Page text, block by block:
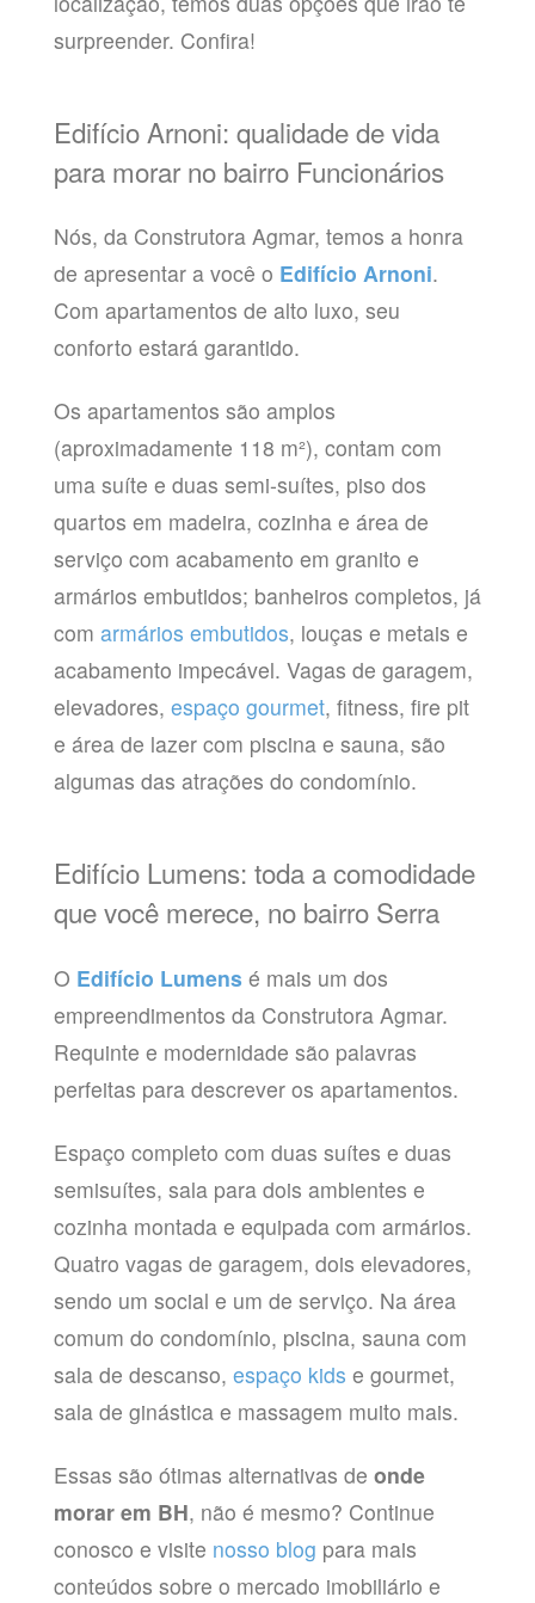
surpreender. Confira!
Edifício Arnoni: qualidade de vida
para morar no bairro Funcionários
Nós, da Construtora Agmar, temos a honra
de apresentar a você o Edifício Arnoni.
Com apartamentos de alto luxo, seu
conforto estará garantido.
Os apartamentos são amplos
(aproximadamente 118 m²), contam com
uma suíte e duas semi-suítes, piso dos
quartos em madeira, cozinha e área de
serviço com acabamento em granito e
armários embutidos; banheiros completos, já
com armários embutidos, louças e metais e
acabamento impecável. Vagas de garagem,
elevadores, espaço gourmet, fitness, fire pit
e área de lazer com piscina e sauna, são
algumas das atrações do condomínio.
Edifício Lumens: toda a comodidade
que você merece, no bairro Serra
O Edifício Lumens é mais um dos
empreendimentos da Construtora Agmar.
Requinte e modernidade são palavras
perfeitas para descrever os apartamentos.
Espaço completo com duas suítes e duas
semisuítes, sala para dois ambientes e
cozinha montada e equipada com armários.
Quatro vagas de garagem, dois elevadores,
sendo um social e um de serviço. Na área
comum do condomínio, piscina, sauna com
sala de descanso, espaço kids e gourmet,
sala de ginástica e massagem muito mais.
Essas são ótimas alternativas de onde
morar em BH, não é mesmo? Continue
conosco e visite nosso blog para mais
conteúdos sobre o mercado imobiliário e